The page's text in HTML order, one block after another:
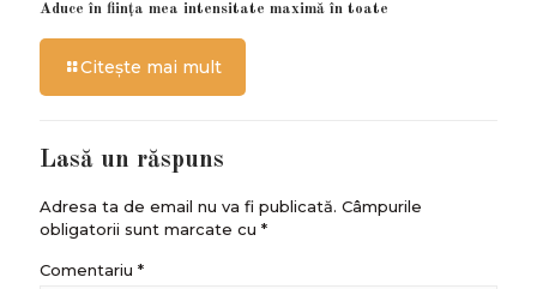
Aduce în ființa mea intensitate maximă în toate
Citește mai mult
Lasă un răspuns
Adresa ta de email nu va fi publicată. Câmpurile
obligatorii sunt marcate cu *
Comentariu *